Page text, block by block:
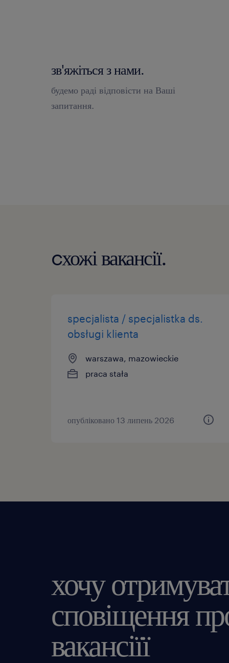
зв'яжіться з нами.
будемо раді відповісти на Ваші
запитання.
cхожі вакансії.
specjalista / specjalistka ds.
obsługi klienta
warszawa, mazowieckie
praca stała
опубліковано 13 липень 2026
хочу
сповіщення
вакансіїї